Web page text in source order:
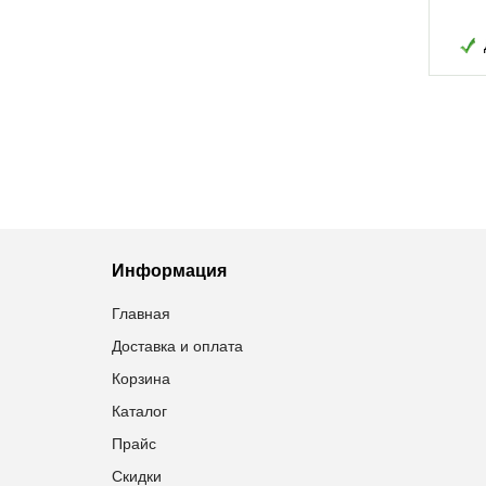
Информация
Главная
Доставка и оплата
Корзина
Каталог
Прайс
Скидки